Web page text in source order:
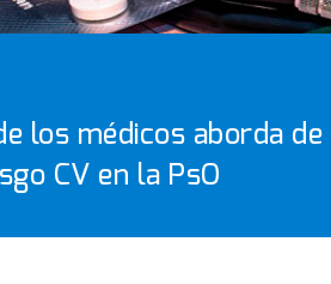
los médicos aborda
CV en la PsO